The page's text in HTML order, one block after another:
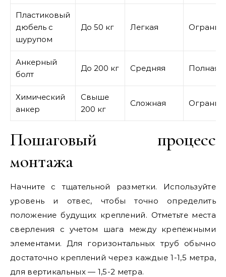
Пластиковый
дюбель с
шурупом
До 50 кг Легкая
Анкерный
болт
До 200 кг Средняя Полная
Химический
анкер
Свыше
200 кг
Сложная
Пошаговый процесс
монтажа
Начните с тщательной разметки. Используйте
уровень и отвес, чтобы точно определить
положение будущих креплений. Отметьте места
сверления с учетом шага между крепежными
элементами. Для горизонтальных труб обычно
достаточно креплений через каждые 1-1,5 метра,
для вертикальных — 1,5-2 метра.